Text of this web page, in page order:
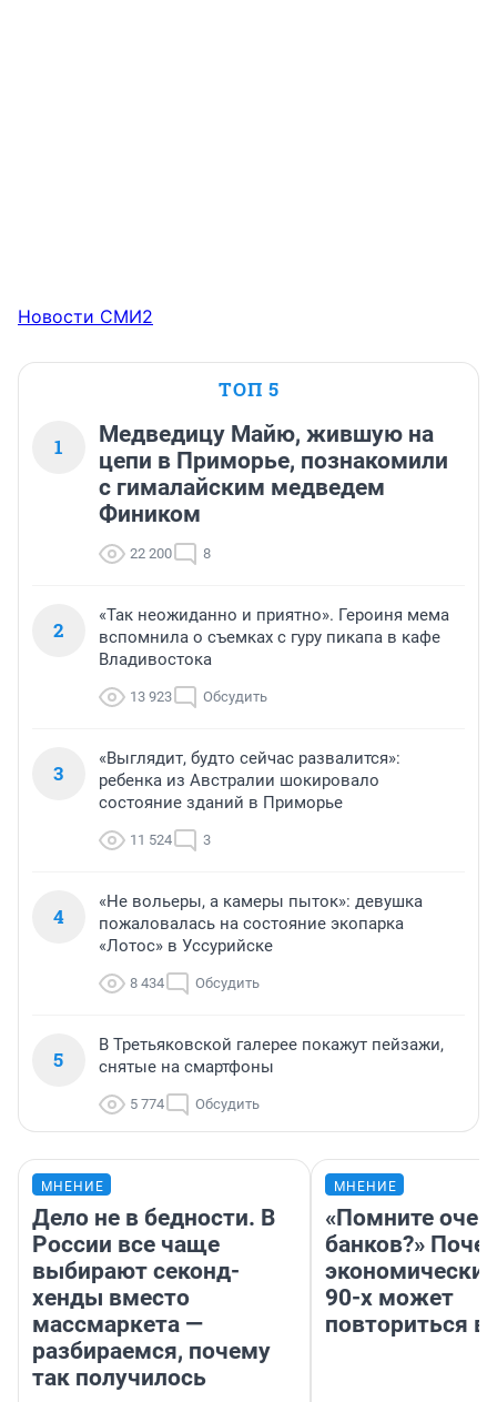
Новости СМИ2
ТОП 5
1
Медведицу Майю, жившую на
цепи в Приморье, познакомили
с гималайским медведем
Фиником
22 200 8
2
«Так неожиданно и приятно». Героиня мема
вспомнила о съемках с гуру пикапа в кафе
Владивостока
13 923 Обсудить
3
«Выглядит, будто сейчас развалится»:
ребенка из Австралии шокировало
состояние зданий в Приморье
11 524 3
4
«Не вольеры, а камеры пыток»: девушка
пожаловалась на состояние экопарка
«Лотос» в Уссурийске
8 434 Обсудить
5
В Третьяковской галерее покажут пейзажи,
снятые на смартфоны
5 774 Обсудить
МНЕНИЕ
Дело не в бедности. В
России все чаще
выбирают секонд-
хенды вместо
массмаркета —
разбираемся, почему
так получилось
МНЕНИЕ
«Помните
банков?»
90-х может
повториться